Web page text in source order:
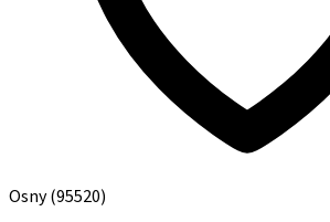
Osny(95520)